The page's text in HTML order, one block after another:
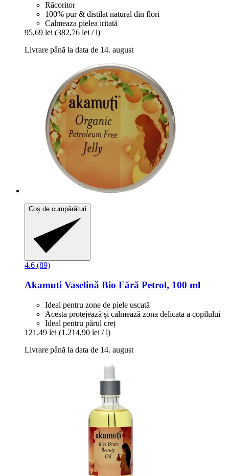
Răcoritor
100% pur & distilat natural din flori
Calmeaza pielea iritată
95,69 lei (382,76 lei / l)
Livrare până la data de 14. august
Coș de cumpărături
4.6 (89)
Akamuti Vaselină Bio Fără Petrol, 100 ml
Ideal pentru zone de piele uscată
Acesta protejează și calmează zona delicata a copilului
Ideal pentru părul creț
121,49 lei (1.214,90 lei / l)
Livrare până la data de 14. august